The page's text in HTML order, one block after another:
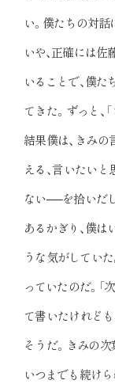
い。僕たちの対
いや、正確には
いることで、僕
てきた。ずっと、
結果僕は、きみ
える、言いたい
ない──を拾いだ
あるかぎり、僕
うな気がしてい
っていたのだ。「
て書いたけれども
そうだ。きみの
いつまでも続け